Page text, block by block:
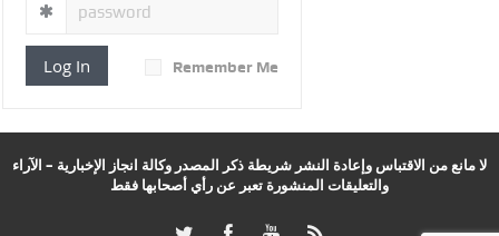
Log In Remember Me
لا مانع من الاقتباس وإعادة النشر شريطة ذكر المصدر وكالة انجاز الإخبارية – الآراء
والتعليقات المنشورة تعبر عن رأي أصحابها فقط